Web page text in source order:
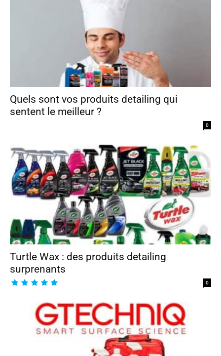
Quels sont vos produits detailing qui
sentent le meilleur ?
0
Turtle Wax : des produits detailing
surprenants
0